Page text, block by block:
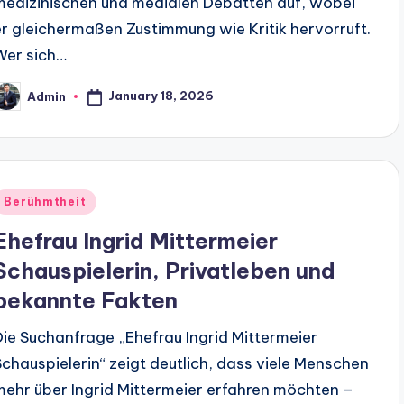
gleichermaßen Zustimmung wie Kritik hervorruft.
sich…
Admin January 18, 2026
Berühmtheit
Ingrid Mittermeier
Privatleben und
Fakten
Suchanfrage „Ehefrau Ingrid Mittermeier
zeigt deutlich, dass viele Menschen
über Ingrid Mittermeier erfahren möchten –